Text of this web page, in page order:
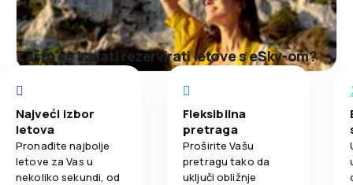
Zašto se isplati rezervirati letove s eSky-om?
Najveći izbor
letova
Pronađite najbolje
letove za Vas u
nekoliko sekundi, od
Fleksibilna
pretraga
Proširite Vašu
pretragu tako da
uključi obližnje